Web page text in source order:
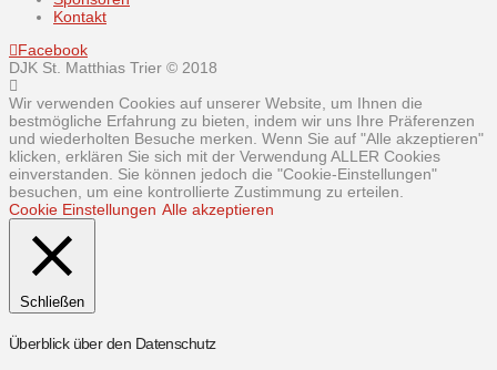
Kontakt
Facebook
DJK St. Matthias Trier © 2018
Wir verwenden Cookies auf unserer Website, um Ihnen die
bestmögliche Erfahrung zu bieten, indem wir uns Ihre Präferenzen
und wiederholten Besuche merken. Wenn Sie auf "Alle akzeptieren"
klicken, erklären Sie sich mit der Verwendung ALLER Cookies
einverstanden. Sie können jedoch die "Cookie-Einstellungen"
besuchen, um eine kontrollierte Zustimmung zu erteilen.
Cookie Einstellungen Alle akzeptieren
Schließen
Überblick über den Datenschutz